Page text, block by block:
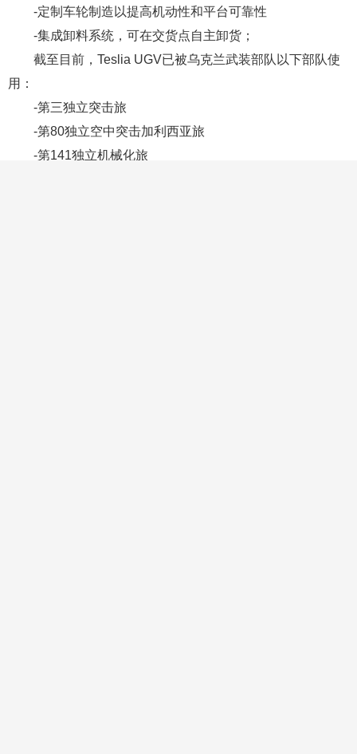
-快速更换大电池：
容量：255 Ah
重量：32公斤
最高速度：10公里/小时
实现的功能
-集成飞行控制器和外围设备（例如路由器、Raspberry